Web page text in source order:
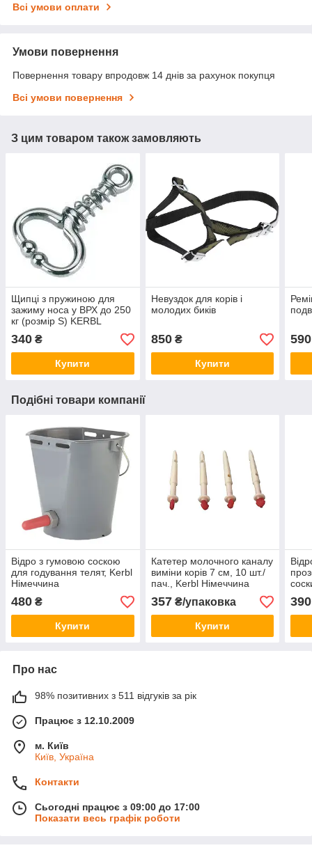
Всі умови оплати
Умови повернення
Повернення товару впродовж 14 днів за рахунок покупця
Всі умови повернення
З цим товаром також замовляють
Щипці з пружиною для
зажиму носа у ВРХ до 250
кг (розмір S) KERBL
340 ₴
Купити
Невуздок для корів і
молодих биків
850₴
Купити
590
Подібні товари компанії
Відро з гумовою соскою
для годування телят, Kerbl
Німеччина
480 ₴
Купити
Катетер молочного каналу
виміни корів 7 см, 10 шт./
пач., Kerbl Німеччина
357₴/упаковка
Купити
390
Про нас
98% позитивних з 511 відгуків за рік
Працює з 12.10.2009
м. Київ
Київ, Україна
Контакти
Сьогодні працює з 09:00 до 17:00
Показати весь графік роботи